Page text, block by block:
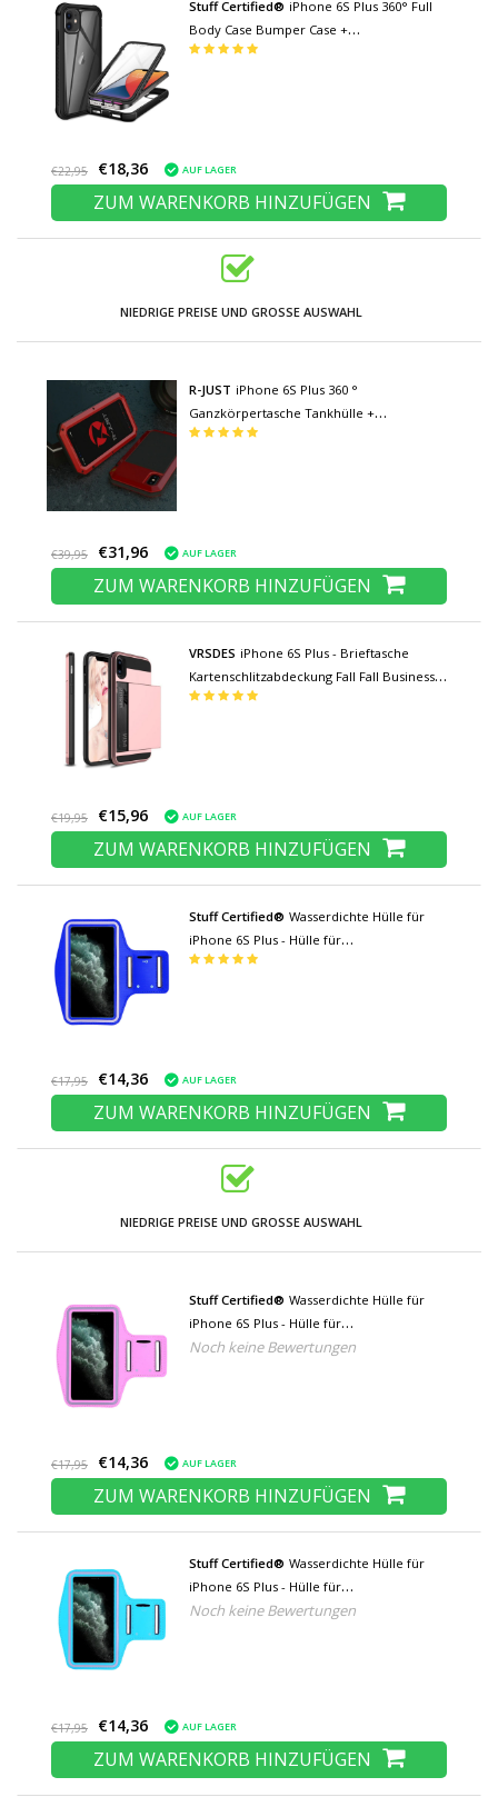
Stuff Certified® iPhone 6S Plus 360° Full
Body Case Bumper Case +
Displayschutzfolie - Stoßfestes Cover
€22,95 €18,36 AUF LAGER
ZUM WARENKORB HINZUFÜGEN
NIEDRIGE PREISE UND GROSSE AUSWAHL
R-JUST iPhone 6S Plus 360 °
Ganzkörpertasche Tankhülle +
Displayschutzfolie - Stoßfeste Abdeckung
€39,95 €31,96 AUF LAGER
ZUM WARENKORB HINZUFÜGEN
VRSDES iPhone 6S Plus - Brieftasche
Kartenschlitzabdeckung Fall Fall Business
Pink
€19,95 €15,96 AUF LAGER
ZUM WARENKORB HINZUFÜGEN
Stuff Certified® Wasserdichte Hülle für
iPhone 6S Plus - Hülle für
Sporttaschenhülle Armband Jogging
€17,95 €14,36 AUF LAGER
ZUM WARENKORB HINZUFÜGEN
NIEDRIGE PREISE UND GROSSE AUSWAHL
Stuff Certified® Wasserdichte Hülle für
iPhone 6S Plus - Hülle für
Sporttaschenhülle Armband Jogging
Noch keine Bewertungen
€17,95 €14,36 AUF LAGER
ZUM WARENKORB HINZUFÜGEN
Stuff Certified® Wasserdichte Hülle für
iPhone 6S Plus - Hülle für
Sporttaschenhülle Armband Jogging
Noch keine Bewertungen
€17,95 €14,36 AUF LAGER
ZUM WARENKORB HINZUFÜGEN